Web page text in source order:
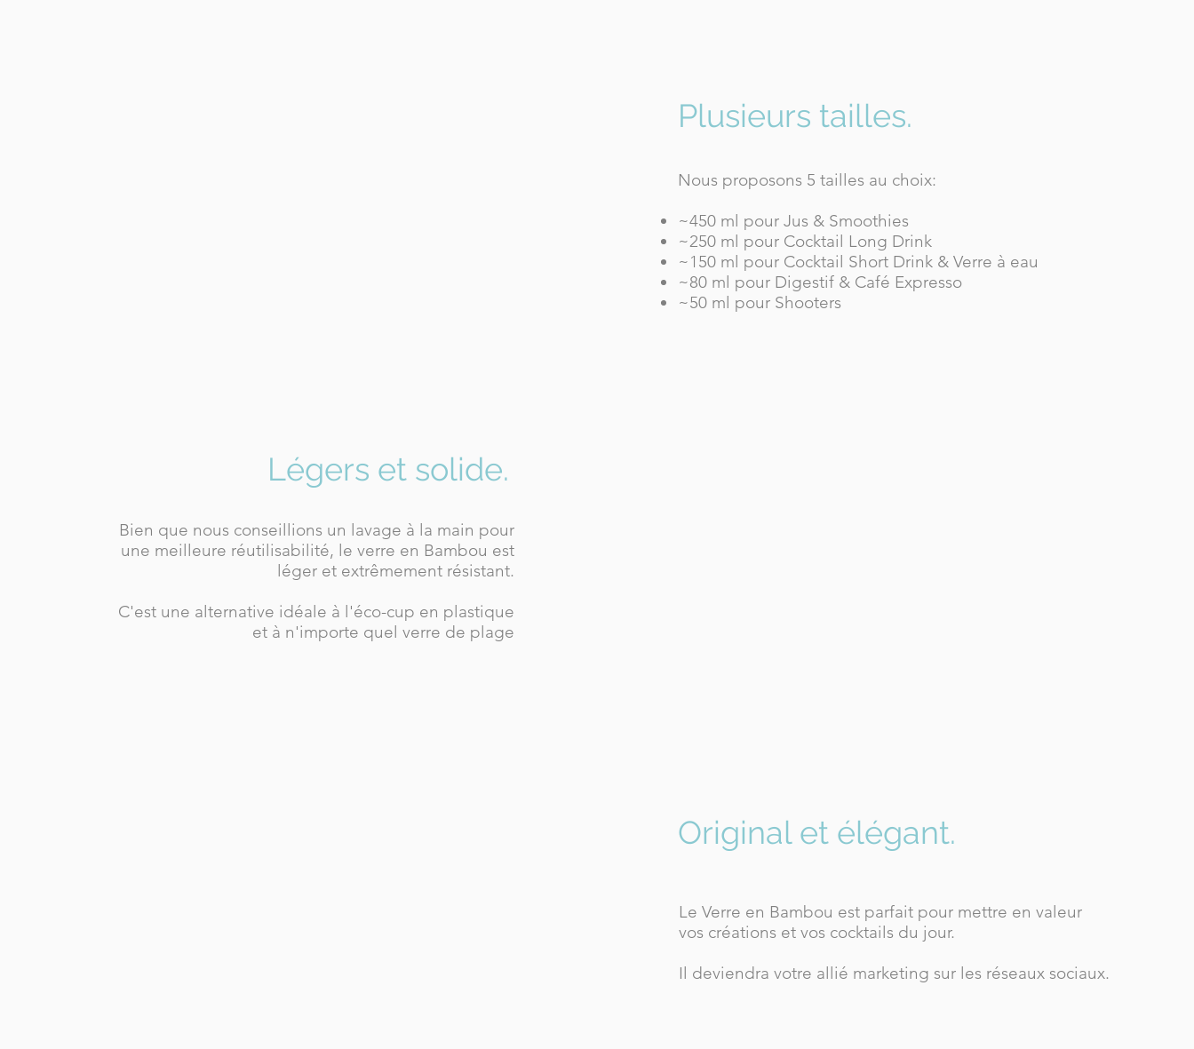
Plusieurs tailles.
Nous proposons 5 tailles au choix:
~450 ml pour Jus & Smoothies
~250 ml pour Cocktail Long Drink
~150 ml pour Cocktail Short Drink & Verre à eau
~80 ml pour Digestif & Café Expresso
~50 ml pour Shooters
Légers et solide.
Bien que nous conseillions un lavage à la main pour
une meilleure réutilisabilité, le verre en Bambou est
léger et extrêmement résistant.
C'est une alternative idéale à l'éco-cup en plastique
et à n'importe quel verre de plage
Original et élégant.
Le Verre en Bambou est parfait pour mettre en valeur
vos créations et vos cocktails du jour.
Il deviendra votre allié marketing sur les réseaux sociaux.